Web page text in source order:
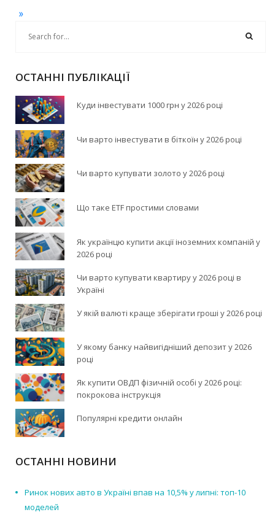
»
ОСТАННІ ПУБЛІКАЦІЇ
Куди інвестувати 1000 грн у 2026 році
Чи варто інвестувати в біткоїн у 2026 році
Чи варто купувати золото у 2026 році
Що таке ETF простими словами
Як українцю купити акції іноземних компаній у
2026 році
Чи варто купувати квартиру у 2026 році в
Україні
У якій валюті краще зберігати гроші у 2026 році
У якому банку найвигідніший депозит у 2026
році
Як купити ОВДП фізичній особі у 2026 році:
покрокова інструкція
Популярні кредити онлайн
ОСТАННІ НОВИНИ
Ринок нових авто в Україні впав на 10,5% у липні: топ-10
моделей